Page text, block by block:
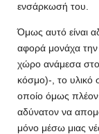
ενσάρκωσή του.
Όμως αυτό είναι
αφορά μονάχα την
χώρο ανάμεσα
κόσμο)-, το υλικό
οποίο όμως πλέον
αδύνατον να
μόνο μέσω μιας